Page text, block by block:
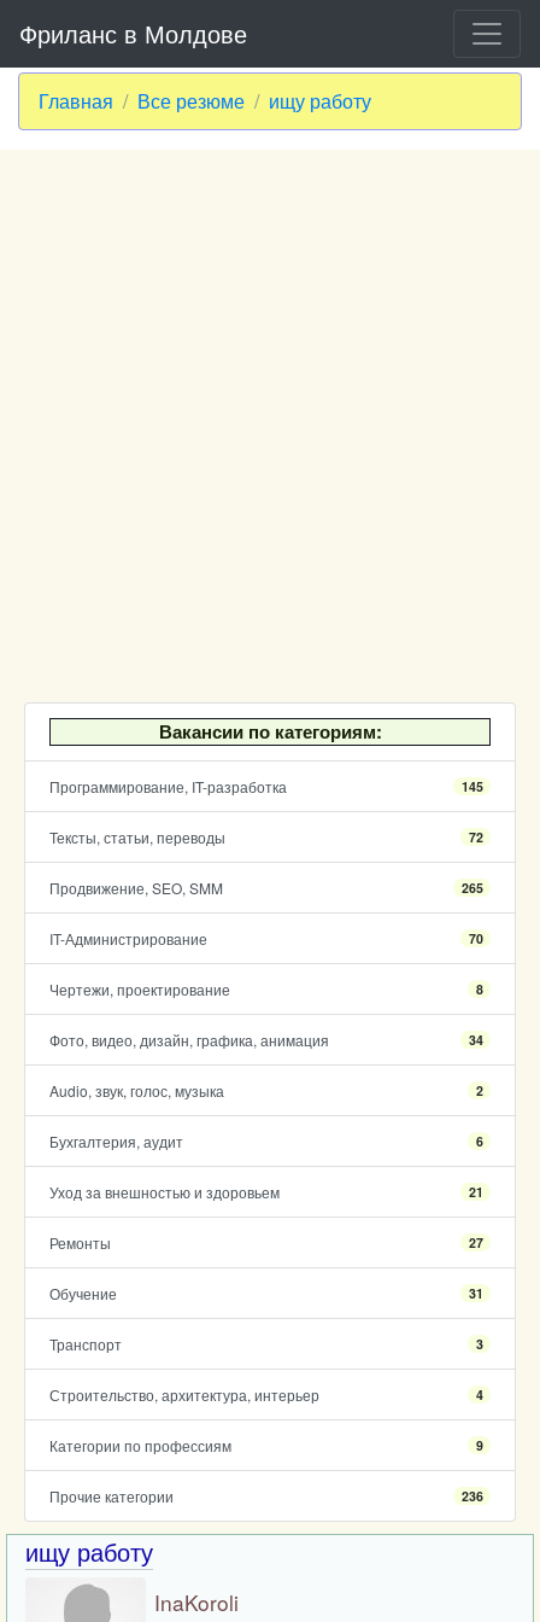
Фриланс в Молдове
Главная Все резюме ищу работу
Вакансии по категориям:
Программирование, IT-разработка 145
Тексты, статьи, переводы 72
Продвижение, SEO, SMM 265
IT-Администрирование 70
Чертежи, проектирование 8
Фото, видео, дизайн, графика, анимация 34
Audio, звук, голос, музыка 2
Бухгалтерия, аудит 6
Уход за внешностью и здоровьем 21
Ремонты 27
Обучение 31
Транспорт 3
Строительство, архитектура, интерьер 4
Категории по профессиям 9
Прочие категории 236
ищу работу
InaKoroli